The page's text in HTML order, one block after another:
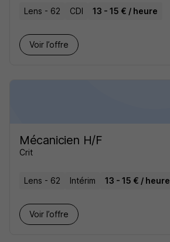
Lens - 62 CDI 13 - 15 € / heure
Voir l’offre
Mécanicien H/F
Crit
Lens - 62 Intérim 13 - 15 € / heure
Voir l’offre